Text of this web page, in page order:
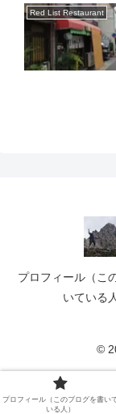
Red List Restaurant
プロフィール（こ
いている
©
プロフィール（このブログを書い
いる人）